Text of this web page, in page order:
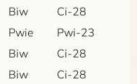
Biw
Ci-28
Pwie
Pwi-23
Biw
Ci-28
Biw
Ci-28